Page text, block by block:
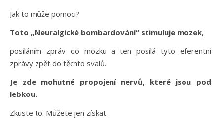
Jak to může pomoci?
Toto „Neuralgické bombardování“ stimuluje mozek,
posíláním zpráv do mozku a ten posílá tyto eferentní
zprávy zpět do těchto svalů.
Je zde mohutné propojení nervů, které jsou pod
lebkou.
Zkuste to. Můžete jen získat.